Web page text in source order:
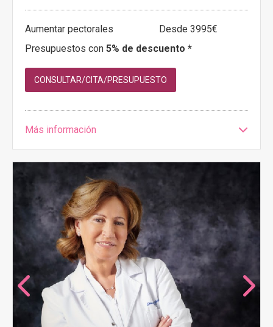
Aumentar pectorales
Desde 3995€
Presupuestos con 5% de descuento *
CONSULTAR/CITA/PRESUPUESTO
Más información